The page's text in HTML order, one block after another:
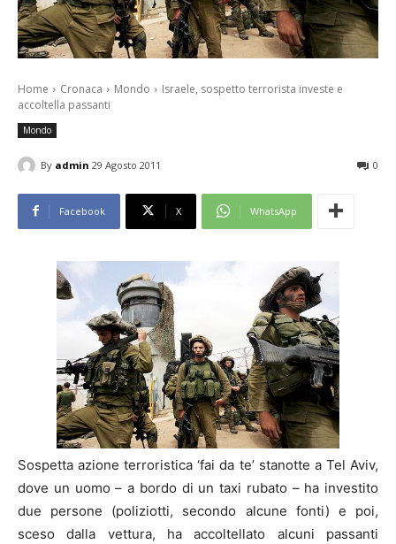
Home Cronaca Mondo
Israele, sospetto terrorista investe e
accoltella passanti
Mondo
By admin 29 Agosto 2011 0
Facebook X WhatsApp
Sospetta azione terroristica ‘fai da te’ stanotte a Tel Aviv,
dove un uomo – a bordo di un taxi rubato – ha investito
due persone (poliziotti, secondo alcune fonti) e poi,
sceso dalla vettura, ha accoltellato alcuni passanti